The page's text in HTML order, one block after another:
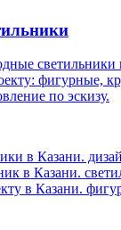
светильники
фигурные,
по эскизу.
в Казани.
в Казани.
в Казани.